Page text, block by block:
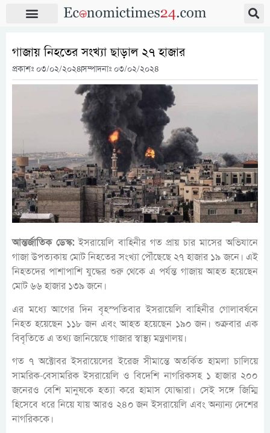
গাজায় নিহতের সংখ্যা ছাড়াল ২৭ হাজার
প্রকাশঃ ০৩/০২/২০২৪সম্পাদনাঃ ০৩/০২/২০২৪
আন্তর্জাতিক ডেস্ক:ইসরায়েলি বাহিনীর গত প্রায় চার মাসের অভিযানে
গাজা উপত্যকায় মোট নিহতের সংখ্যা পৌঁছেছে ২৭ হাজার ১৯ জনে। এই
নিহতদের পাশাপাশি যুদ্ধের শুরু থেকে এ পর্যন্ত গাজায় আহত হয়েছেন
মোট ৬৬ হাজার ১৩৯ জনে।
এর মধ্যে আগের দিন বৃহস্পতিবার ইসরায়েলি বাহিনীর গোলাবর্ষনে
নিহত হয়েছেন ১১৮ জন এবং আহত হয়েছেন ১৯০ জন। শুক্রবার এক
বিবৃতিতে এ তথ্য জানিয়েছে গাজার স্বাস্থ্য মন্ত্রণালয়।
গত ৭ অক্টোবর ইসরায়েলের ইরেজ সীমান্তে অতর্কিত হামলা চালিয়ে
সামরিক-বেসামরিক ইসরায়েলি ও বিদেশি নাগরিকসহ ১ হাজার ২০০
জনেরও বেশি মানুষকে হত্যা করে হামাস যোদ্ধারা। সেই সঙ্গে জিম্মি
হিসেবে ধরে নিয়ে যায় আরও ২৪০ জন ইসরায়েলি এবং অন্যান্য দেশের
নাগরিককে।